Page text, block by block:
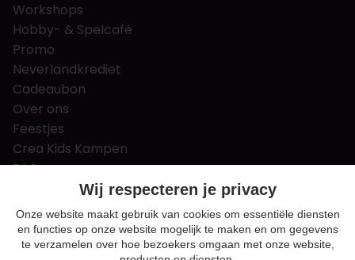
Workshops
Hobby- & Spelcafé
Promo
Neverlandkrediet
Cadeaubon
Over ons
Feestjes
Crea Kids Kampen
FAQ
Tips & tricks
Contact
Nieuws & Vacatures
Wij respecteren je privacy
Onze website maakt gebruik van cookies om essentiële diensten
en functies op onze website mogelijk te maken en om gegevens
te verzamelen over hoe bezoekers omgaan met onze website,